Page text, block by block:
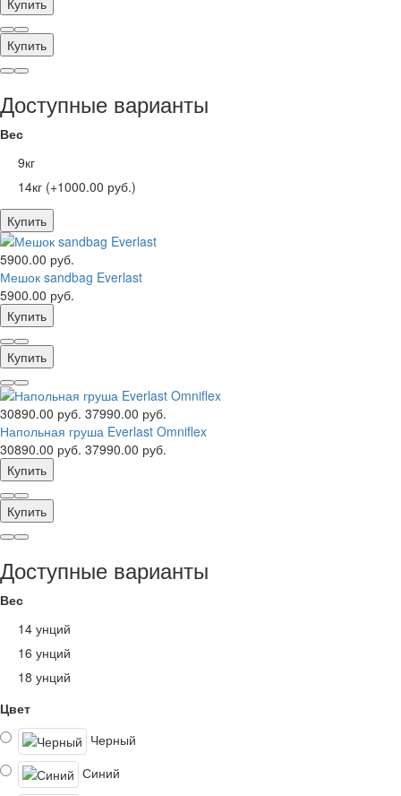
Купить
Купить
Доступные варианты
Вес
9кг
14кг (+1000.00 руб.)
Купить
5900.00 руб.
Мешок sandbag Everlast
5900.00 руб.
Купить
Купить
30890.00 руб. 37990.00 руб.
Напольная груша Everlast Omniflex
30890.00 руб. 37990.00 руб.
Купить
Купить
Доступные варианты
Вес
14 унций
16 унций
18 унций
Цвет
Черный
Синий